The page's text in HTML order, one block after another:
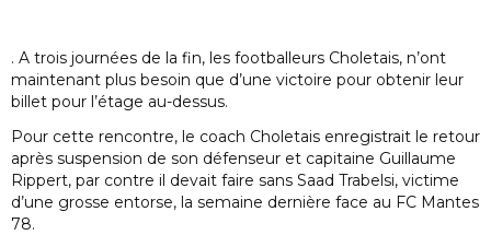
. A trois journées de la fin, les footballeurs Choletais, n’ont
maintenant plus besoin que d’une victoire pour obtenir leur
billet pour l’étage au-dessus.
Pour cette rencontre, le coach Choletais enregistrait le retour
après suspension de son défenseur et capitaine Guillaume
Rippert, par contre il devait faire sans Saad Trabelsi, victime
d’une grosse entorse, la semaine dernière face au FC Mantes
78.